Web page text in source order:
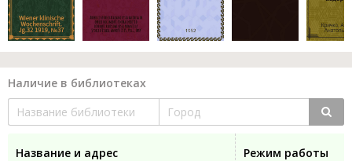
Наличие в библиотеках
Название и адрес
Режим работы